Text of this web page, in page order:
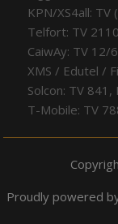
KPN/XS4all: TV
Telfort: TV
CaiwAy: TV 12/
XMS / Edutel /
Solcon: TV 841,
T-Mobile: TV
Proudly powered